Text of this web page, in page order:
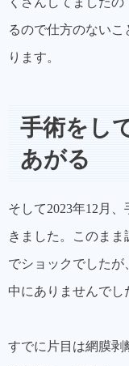
るので仕方のない
ります。
手術をし
あがる
そして2023年12月
きました。このま
でショックでした
中にありませんでし
すでに片目は網膜剥